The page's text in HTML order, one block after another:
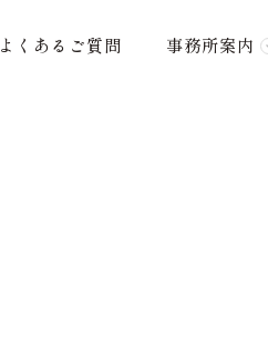
よくあるご質問 事務所案内